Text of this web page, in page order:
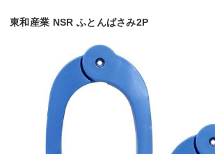
東和産業 NSR ふとんばさみ2P